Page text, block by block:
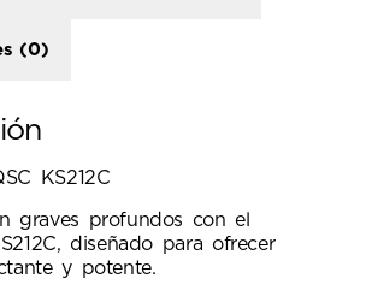
(0)
KS212C
graves profundos con el
diseñado para ofrecer
y potente.